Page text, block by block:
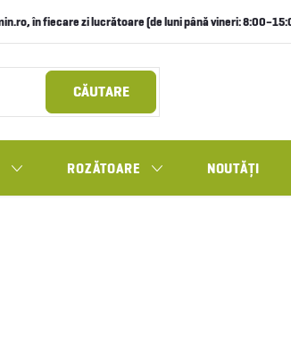
în fiecare zi lucrătoare (de luni până vineri:
CĂUTARE
ROZĂTOARE NOUTĂȚI